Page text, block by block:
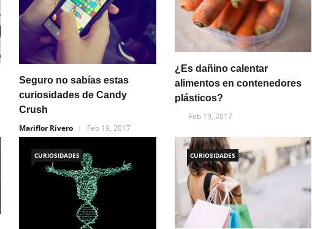
Seguro no sabías estas
curiosidades de Candy
Crush
Mariflor Rivero
Feb 19, 2017
¿Es dañino calentar
alimentos en contenedores
plásticos?
Feb 19, 2017
CURIOSIDADES CURIOSIDADES